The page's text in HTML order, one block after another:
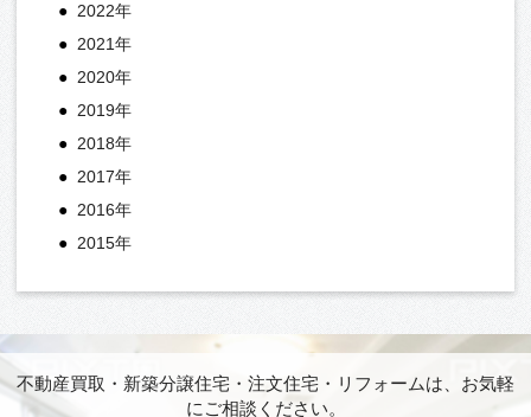
2022年
2021年
2020年
2019年
2018年
2017年
2016年
2015年
不動産買取・新築分譲住宅・注文住宅・リフォームは、お気軽
にご相談ください。